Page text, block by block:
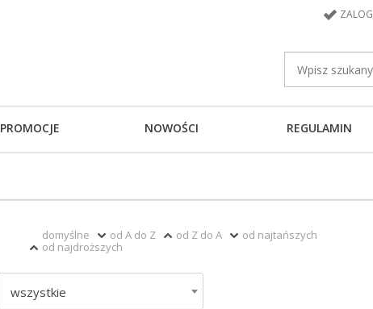
PROMOCJE NOWOŚCI REGULAMIN
domyślne od A do Z od Z do A
od najtańszych
od najdroższych
wszystkie